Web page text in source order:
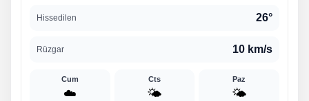
Hissedilen 26°
Rüzgar 10 km/s
Cum
☁️
Cts
🌤️
Paz
🌤️